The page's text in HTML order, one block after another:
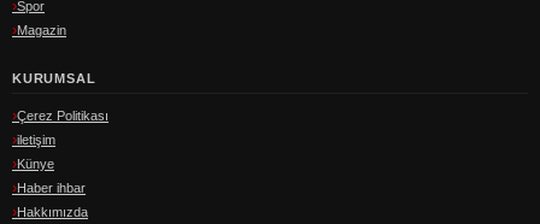
Spor
Magazin
KURUMSAL
Çerez Politikası
iletişim
Künye
Haber ihbar
Hakkımızda